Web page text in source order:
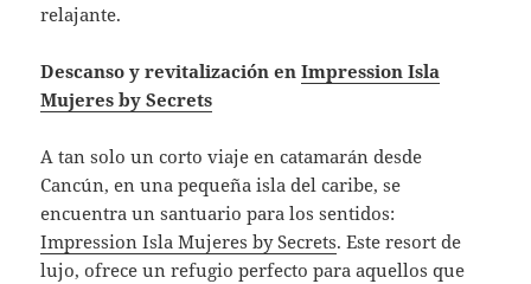
relajante.
Descanso y revitalización enImpression Isla
Mujeres by Secrets
A tan solo un corto viaje en catamarán desde
Cancún, en una pequeña isla del caribe, se
encuentra un santuario para los sentidos:
Impression Isla Mujeres by Secrets. Este resort de
lujo, ofrece un refugio perfecto para aquellos que